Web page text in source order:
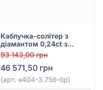
Каблучка-солітер з
діамантом 0,24ct з
білого золота 585°, арт.
к404-3.75б-бр
93 143,00 грн
46 571,50 грн
(арт. к404-3.75б-бр)